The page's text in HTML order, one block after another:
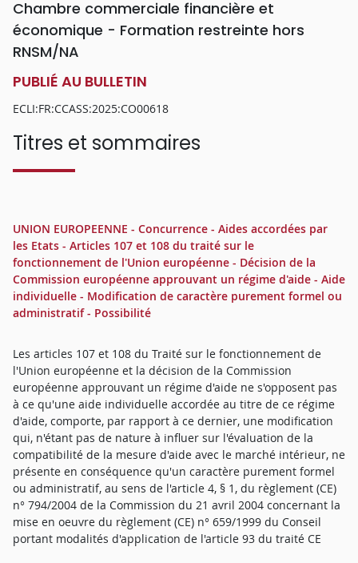
Chambre commerciale financière et
économique - Formation restreinte hors
RNSM/NA
PUBLIÉ AU BULLETIN
ECLI:FR:CCASS:2025:CO00618
Titres et sommaires
UNION EUROPEENNE - Concurrence - Aides accordées par
les Etats - Articles 107 et 108 du traité sur le
fonctionnement de l'Union européenne - Décision de la
Commission européenne approuvant un régime d'aide - Aide
individuelle - Modification de caractère purement formel ou
administratif - Possibilité
Les articles 107 et 108 du Traité sur le fonctionnement de
l'Union européenne et la décision de la Commission
européenne approuvant un régime d'aide ne s'opposent pas
à ce qu'une aide individuelle accordée au titre de ce régime
d'aide, comporte, par rapport à ce dernier, une modification
qui, n'étant pas de nature à influer sur l'évaluation de la
compatibilité de la mesure d'aide avec le marché intérieur, ne
présente en conséquence qu'un caractère purement formel
ou administratif, au sens de l'article 4, § 1, du règlement (CE)
n° 794/2004 de la Commission du 21 avril 2004 concernant la
mise en oeuvre du règlement (CE) n° 659/1999 du Conseil
portant modalités d'application de l'article 93 du traité CE